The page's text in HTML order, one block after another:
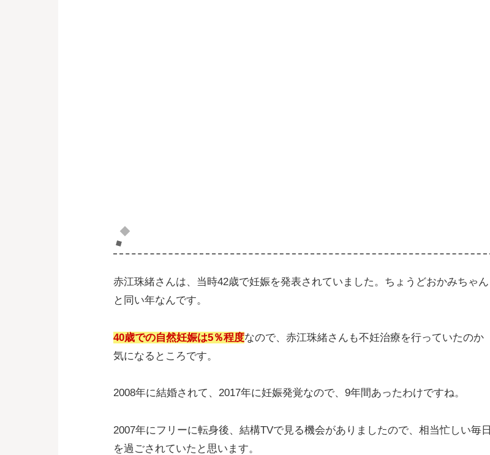
赤江珠緒さんは、当時42歳で妊娠を発表されていました。ちょうどおかみちゃん
と同い年なんです。
40歳での自然妊娠は5％程度なので、赤江珠緒さんも不妊治療を行っていたのか
気になるところです。
2008年に結婚されて、2017年に妊娠発覚なので、9年間あったわけですね。
2007年にフリーに転身後、結構TVで見る機会がありましたので、相当忙しい毎日
を過ごされていたと思います。